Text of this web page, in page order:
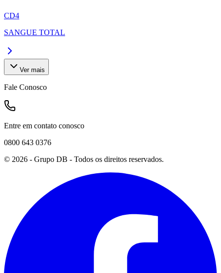
CD4
SANGUE TOTAL
Ver mais
Fale Conosco
Entre em contato conosco
0800 643 0376
© 2026 - Grupo DB - Todos os direitos reservados.